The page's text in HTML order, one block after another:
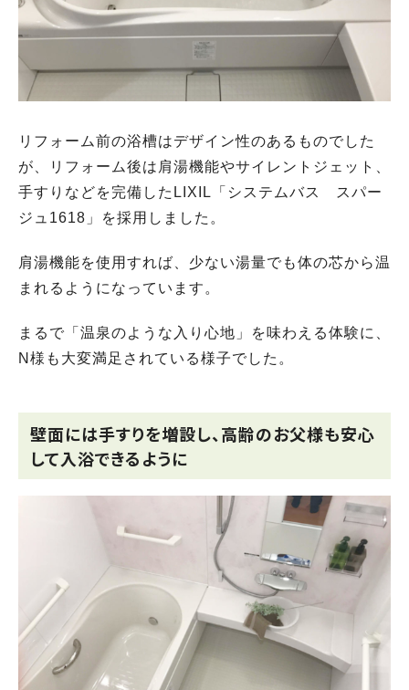
リフォーム前の浴槽はデザイン性のあるものでした
が、リフォーム後は肩湯機能やサイレントジェット、
手すりなどを完備したLIXIL「システムバス スパー
ジュ1618」を採用しました。
肩湯機能を使用すれば、少ない湯量でも体の芯から温
まれるようになっています。
まるで「温泉のような入り心地」を味わえる体験に、
N様も大変満足されている様子でした。
壁面には手すりを増設し、高齢のお父様も安心
して入浴できるように